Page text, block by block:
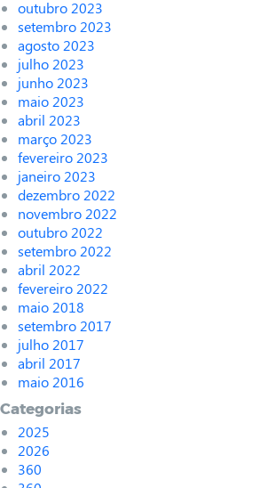
outubro 2023
setembro 2023
agosto 2023
julho 2023
junho 2023
maio 2023
abril 2023
março 2023
fevereiro 2023
janeiro 2023
dezembro 2022
novembro 2022
outubro 2022
setembro 2022
abril 2022
fevereiro 2022
maio 2018
setembro 2017
julho 2017
abril 2017
maio 2016
Categorias
2025
2026
360